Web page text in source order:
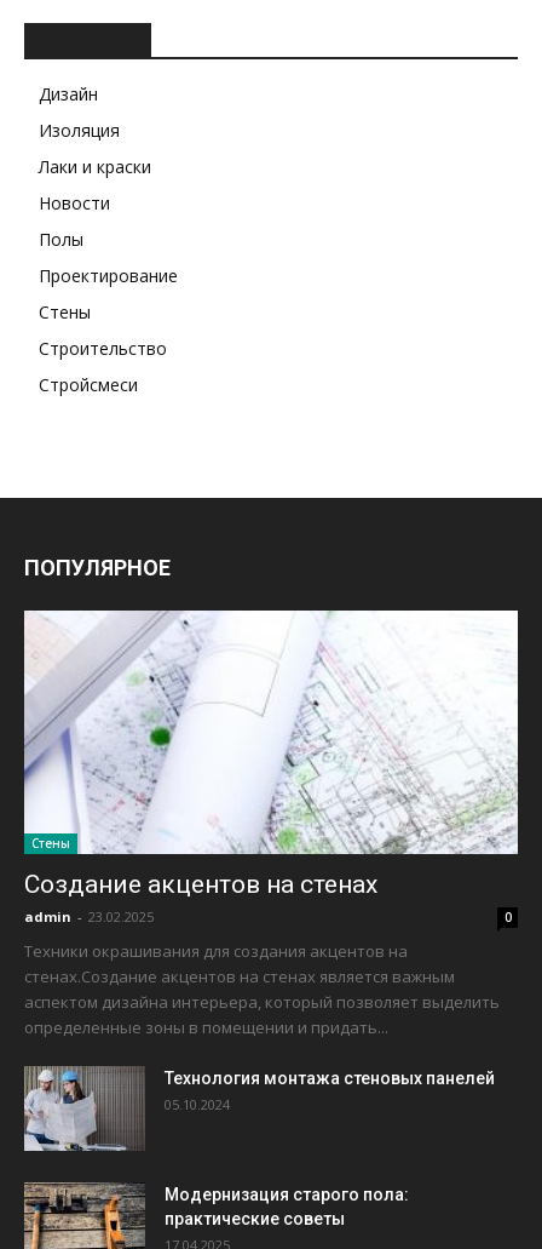
Дизайн
Изоляция
Лаки и краски
Новости
Полы
Проектирование
Стены
Строительство
Стройсмеси
ПОПУЛЯРНОЕ
Стены
Создание акцентов на стенах
admin - 23.02.2025 0
Техники окрашивания для создания акцентов на
стенах.Создание акцентов на стенах является важным
аспектом дизайна интерьера, который позволяет выделить
определенные зоны в помещении и придать...
Технология монтажа стеновых панелей
05.10.2024
Модернизация старого пола:
практические советы
17.04.2025